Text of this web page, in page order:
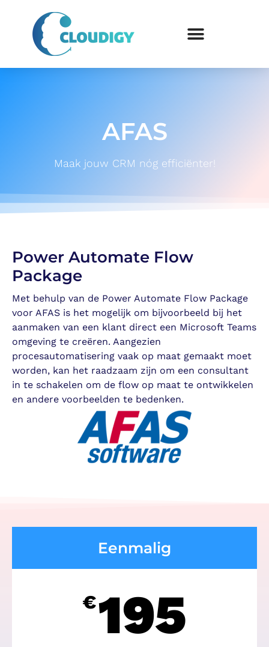
AFAS
Maak jouw CRM nóg efficiënter!
Power Automate Flow
Package
Met behulp van de Power Automate Flow Package
voor AFAS is het mogelijk om bijvoorbeeld bij het
aanmaken van een klant direct een Microsoft Teams
omgeving te creëren. Aangezien
procesautomatisering vaak op maat gemaakt moet
worden, kan het raadzaam zijn om een consultant
in te schakelen om de flow op maat te ontwikkelen
en andere voorbeelden te bedenken.
Eenmalig
€195